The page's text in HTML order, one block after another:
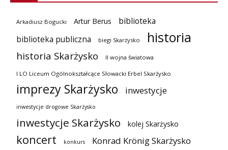
Arkadiusz Bogucki Artur Berus
biblioteka
biblioteka publiczna
biegi Skarżysko historia
historia Skarżysko II wojna światowa
I LO Liceum Ogólnokształcące Słowacki Erbel Skarżysko
imprezy Skarżysko inwestycje
inwestycje drogowe Skarżysko
inwestycje Skarżysko kolej Skarżysko
koncert konkurs Konrad Krönig Skarżysko